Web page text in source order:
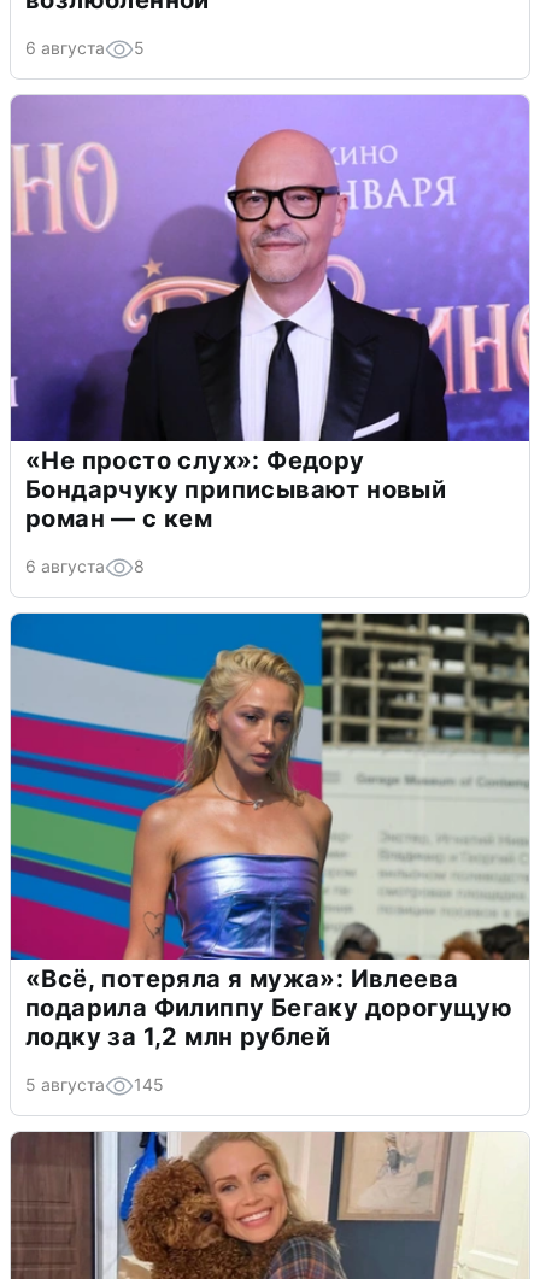
6 августа 5
«Не просто слух»: Федору
Бондарчуку приписывают новый
роман — с кем
6 августа 8
«Всё, потеряла я мужа»: Ивлеева
подарила Филиппу Бегаку дорогущую
лодку за 1,2 млн рублей
5 августа 145